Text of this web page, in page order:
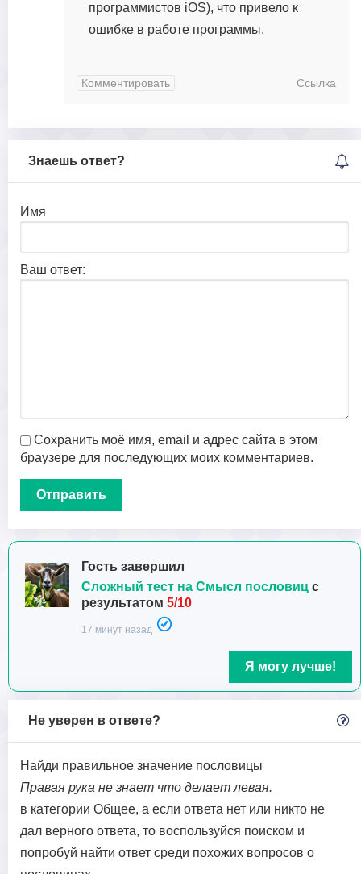
программистов iOS), что привело к
ошибке в работе программы.
Комментировать Ссылка
Знаешь ответ?
Имя
Ваш ответ:
Сохранить моё имя, email и адрес сайта в этом
браузере для последующих моих комментариев.
Гость завершил
Сложный тест на Смысл пословиц с
результатом 5/10
17 минут назад
Я могу лучше!
Не уверен в ответе?
Найди правильное значение пословицы
Правая рука не знает что делает левая.
в категории Общее, а если ответа нет или никто не
дал верного ответа, то воспользуйся поиском и
попробуй найти ответ среди похожих вопросов о